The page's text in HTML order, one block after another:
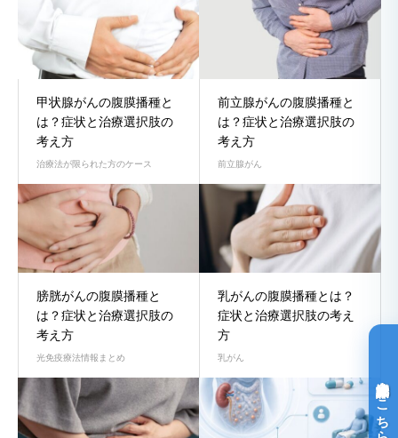
甲状腺がんの腹膜播種と
は？症状と治療選択肢の
考え方
治療法が限られた方のケース
前立腺がんの腹膜播種と
は？症状と治療選択肢の
考え方
前立腺がん
膀胱がんの腹膜播種と
は？症状と治療選択肢の
考え方
光免疫療法情報まとめ
乳がんの腹膜播種とは？
症状と治療選択肢の考え
方
乳がん
光免疫療法詳細はこちら